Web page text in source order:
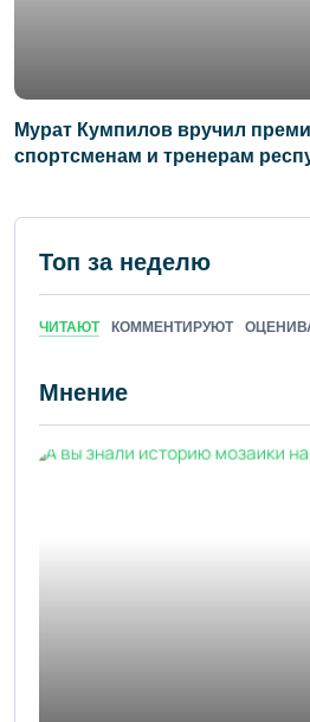
Мурат Кумпилов вручил
спортсменам и тренерам
Топ за неделю
ЧИТАЮТ КОММЕНТИРУЮТ
Мнение